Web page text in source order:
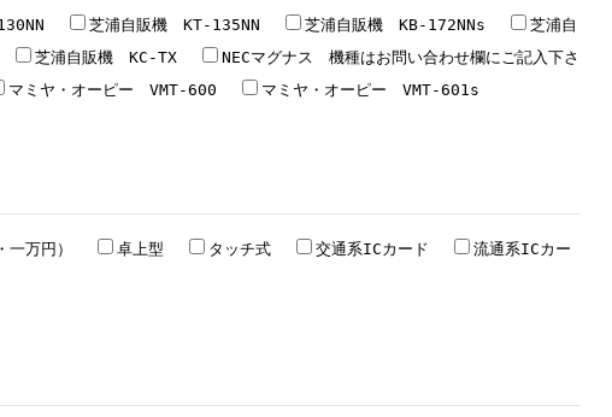
芝浦自販機 KT-135NN 芝浦自販機 KB-172NNs
芝浦自
芝浦自販機 KC-TX
NECマグナス 機種はお問い合わせ欄にご記入下さ
マミヤ・オーピー VMT-600 マミヤ・オーピー VMT-601s
一万円） 卓上型 タッチ式 交通系ICカード
流通系ICカー